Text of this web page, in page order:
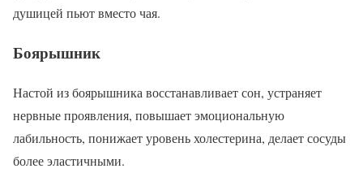
душицей пьют вместо чая.
Боярышник
Настой из боярышника восстанавливает сон, устраняет
нервные проявления, повышает эмоциональную
лабильность, понижает уровень холестерина, делает сосуды
более эластичными.